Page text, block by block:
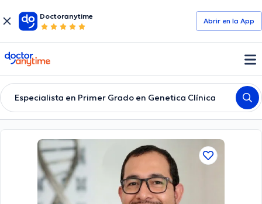
Doctoranytime
Abrir en la App
doctoranytime
Especialista en Primer Grado en Genetica Clínica